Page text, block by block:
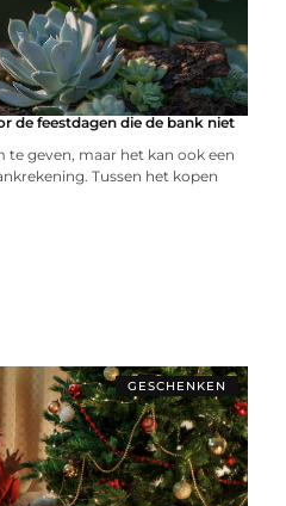
de feestdagen die de bank niet
te geven, maar het kan ook een
Tussen het kopen
GESCHENKEN